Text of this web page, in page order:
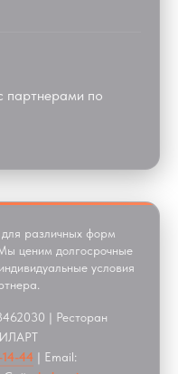
партнерами по
различных форм
ценим долгосрочные
условия
| Ресторан
44 | Email: